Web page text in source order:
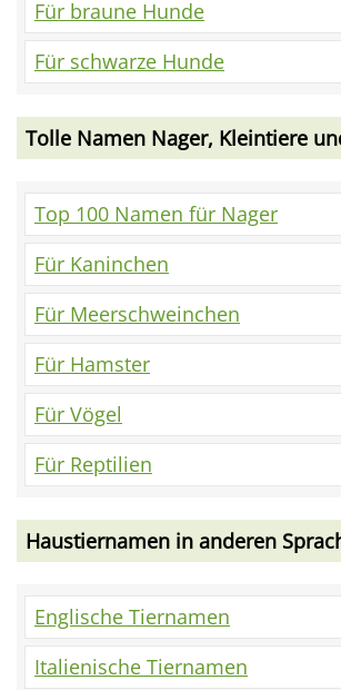
Für braune Hunde
Für schwarze Hunde
Tolle Namen Nager, Kleintiere
Top 100 Namen für Nager
Für Kaninchen
Für Meerschweinchen
Für Hamster
Für Vögel
Für Reptilien
Haustiernamen in anderen
Englische Tiernamen
Italienische Tiernamen